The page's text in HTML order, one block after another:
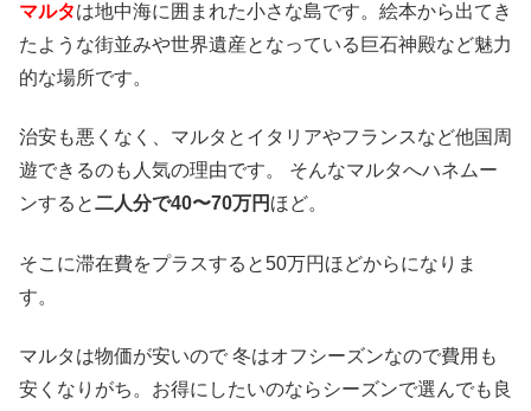
マルタは地中海に囲まれた小さな島です。絵本から出てき
たような街並みや世界遺産となっている巨石神殿など魅力
的な場所です。
治安も悪くなく、マルタとイタリアやフランスなど他国周
遊できるのも人気の理由です。 そんなマルタへハネムー
ンすると二人分で40〜70万円 ほど。
そこに滞在費をプラスすると50万円ほどからになりま
す。
マルタは物価が安いので 冬はオフシーズンなので費用も
安くなりがち。お得にしたいのならシーズンで選んでも良